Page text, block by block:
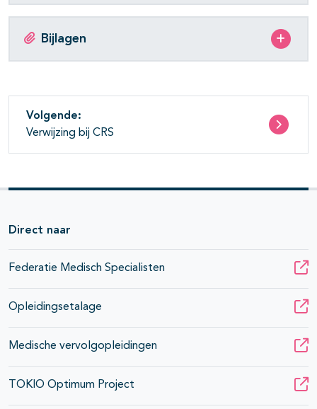
Bijlagen
Volgende:
Verwijzing bij CRS
Direct naar
Federatie Medisch Specialisten
Opleidingsetalage
Medische vervolgopleidingen
TOKIO Optimum Project